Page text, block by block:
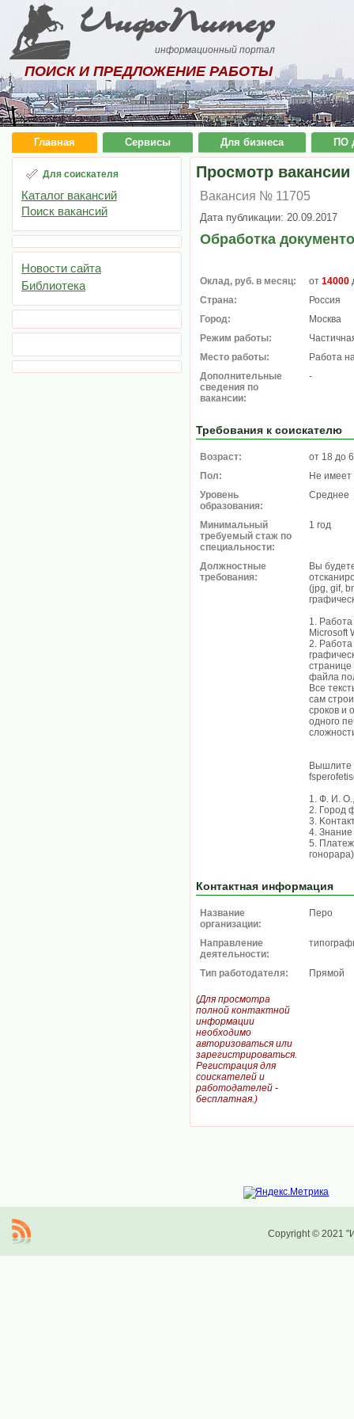
ИнфоПитер
информационный портал
ПОИСК И ПРЕДЛОЖЕНИЕ РАБОТЫ
Главная Сервисы Для бизнеса ПО
Для соискателя
Каталог вакансий
Поиск вакансий
Новости сайта
Библиотека
Просмотр вакансии
Вакансия № 11705
Дата публикации: 20.09.2017
Обработка
Оклад, руб. в месяц: от 14000
Страна:
Россия
Город:
Москва
Режим работы:
Место работы:
Работа
Дополнительные
сведения по
вакансии:
-
Требования к соискателю
Возраст:
от 18 до
Пол:
Не имеет
Уровень
образования:
Среднее
Минимальный
требуемый стаж по
специальности:
1 год
Должностные
требования:
Вы
(jpg, gif,
1.
Microsoft
2.
странице
файла
Все
caм
cpoкoв и
одного
Вышлите
1. Ф. И.
2. Город
3.
4.
5.
Контактная информация
Название
организации:
Перо
Направление
деятельности:
Тип работодателя: Прямой
(Для просмотра
полной контактной
информации
необходимо
авторизоваться или
зарегистрироваться.
Регистрация для
соискателей и
работодателей -
бесплатная.)
Copyright © 2021